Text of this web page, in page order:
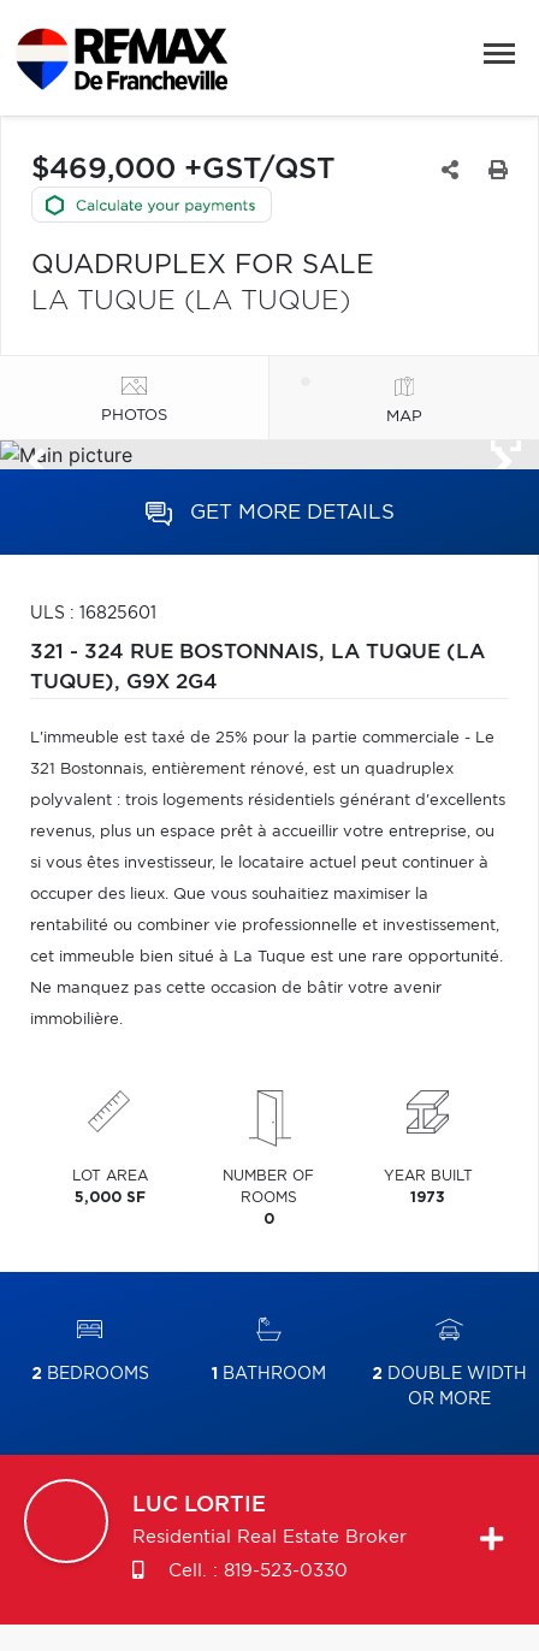
$469,000 +GST/QST
QUADRUPLEX FOR SALE
LA TUQUE (LA TUQUE)
PHOTOS MAP
GET MORE DETAILS
ULS : 16825601
321 - 324 RUE BOSTONNAIS, LA TUQUE (LA
TUQUE), G9X 2G4
L'immeuble est taxé de 25% pour la partie commerciale - Le
321 Bostonnais, entièrement rénové, est un quadruplex
polyvalent : trois logements résidentiels générant d'excellents
revenus, plus un espace prêt à accueillir votre entreprise, ou
si vous êtes investisseur, le locataire actuel peut continuer à
occuper des lieux. Que vous souhaitiez maximiser la
rentabilité ou combiner vie professionnelle et investissement,
cet immeuble bien situé à La Tuque est une rare opportunité.
Ne manquez pas cette occasion de bâtir votre avenir
immobilière.
LOT AREA
5,000 SF
NUMBER OF
ROOMS
0
YEAR BUILT
1973
2BEDROOMS 1 BATHROOM 2DOUBLE WIDTH
OR MORE
LUC LORTIE
Residential Real Estate Broker
Cell. : 819-523-0330